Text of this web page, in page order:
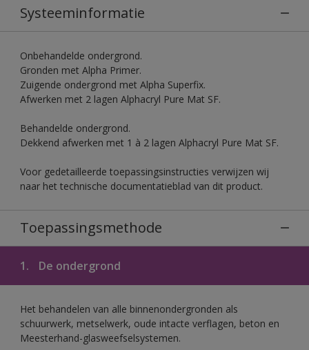
Systeeminformatie
Onbehandelde ondergrond.
Gronden met Alpha Primer.
Zuigende ondergrond met Alpha Superfix.
Afwerken met 2 lagen Alphacryl Pure Mat SF.
Behandelde ondergrond.
Dekkend afwerken met 1 à 2 lagen Alphacryl Pure Mat SF.
Voor gedetailleerde toepassingsinstructies verwijzen wij
naar het technische documentatieblad van dit product.
Toepassingsmethode
1. De ondergrond
Het behandelen van alle binnenondergronden als
schuurwerk, metselwerk, oude intacte verflagen, beton en
Meesterhand-glasweefselsystemen.